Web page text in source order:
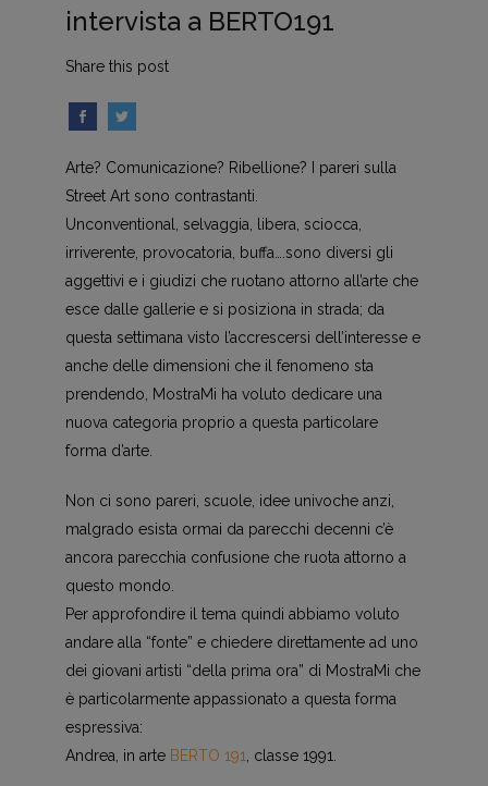
intervista a BERTO191
Share this post
Arte? Comunicazione? Ribellione? I pareri sulla
Street Art sono contrastanti.
Unconventional, selvaggia, libera, sciocca,
irriverente, provocatoria, buffa….sono diversi gli
aggettivi e i giudizi che ruotano attorno all’arte che
esce dalle gallerie e si posiziona in strada; da
questa settimana visto l’accrescersi dell’interesse e
anche delle dimensioni che il fenomeno sta
prendendo, MostraMi ha voluto dedicare una
nuova categoria proprio a questa particolare
forma d’arte.
Non ci sono pareri, scuole, idee univoche anzi,
malgrado esista ormai da parecchi decenni c’è
ancora parecchia confusione che ruota attorno a
questo mondo.
Per approfondire il tema quindi abbiamo voluto
andare alla “fonte” e chiedere direttamente ad uno
dei giovani artisti “della prima ora” di MostraMi che
è particolarmente appassionato a questa forma
espressiva:
Andrea, in arte BERTO 191, classe 1991.